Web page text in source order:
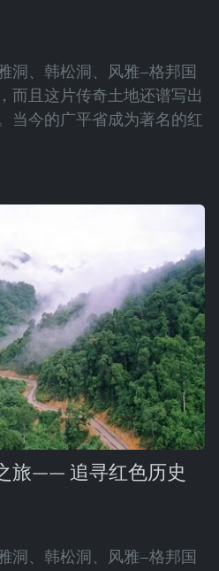
洞、韩松洞、风雅—格邦国
而且这片传奇土地还谱写出
当今的广平省成为著名的红
旅—— 追寻红色历史
洞、韩松洞、风雅—格邦国